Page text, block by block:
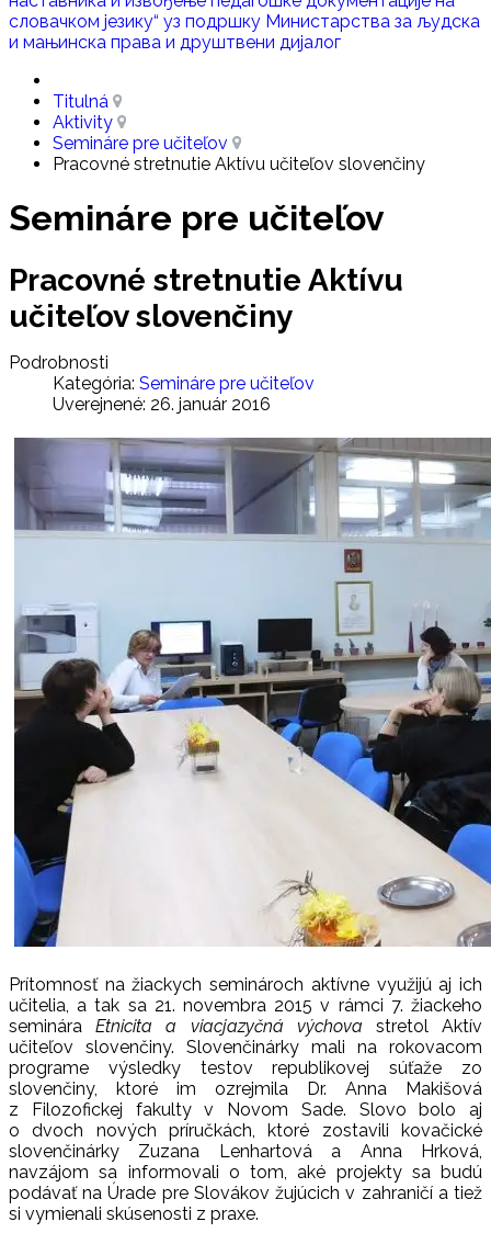
словачком језику“ уз подршку Министaрства за људска
и мањинска права и друштвени дијалог
Titulná
Aktivity
Semináre pre učiteľov
Pracovné stretnutie Aktívu učiteľov slovenčiny
Semináre pre učiteľov
Pracovné stretnutie Aktívu
učiteľov slovenčiny
Podrobnosti
Kategória: Semináre pre učiteľov
Uverejnené: 26. január 2016
Prítomnosť na žiackych seminároch aktívne využijú aj ich
učitelia, a tak sa 21. novembra 2015 v rámci 7. žiackeho
semináraEtnicita a viacjazyčná výchova stretol Aktív
učiteľov slovenčiny. Slovenčinárky mali na rokovacom
programe výsledky testov republikovej súťaže zo
slovenčiny, ktoré im ozrejmila Dr. Anna Makišová
z Filozofickej fakulty v Novom Sade. Slovo bolo aj
o dvoch nových príručkách, ktoré zostavili kovačické
slovenčinárky Zuzana Lenhartová a Anna Hrková,
navzájom sa informovali o tom, aké projekty sa budú
podávať na Úrade pre Slovákov žujúcich v zahraničí a tiež
si vymienali skúsenosti z praxe.